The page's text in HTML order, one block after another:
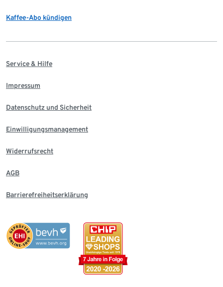
Kaffee-Abo kündigen
Service & Hilfe
Impressum
Datenschutz und Sicherheit
Einwilligungsmanagement
Widerrufsrecht
AGB
Barrierefreiheitserklärung